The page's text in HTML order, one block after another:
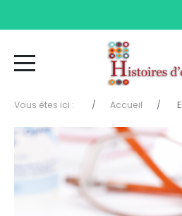
Vous êtes ici : Accueil